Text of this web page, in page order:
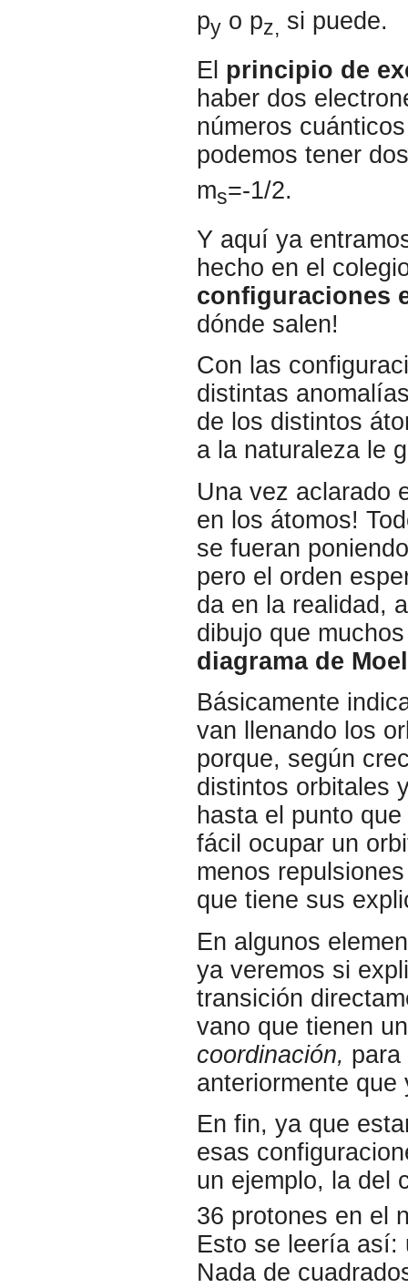
py o pz, si puede.
El principio de
haber dos
números
podemos tener
ms=-1/2.
Y aquí ya
hecho en el
configuraciones
dónde salen!
Con las
distintas
de los distintos
a la naturaleza le
Una vez aclarado
en los átomos!
se fueran
pero el orden
da en la realidad,
dibujo que
diagrama de
Básicamente
van llenando los
porque, según
distintos orbitales
hasta el punto
fácil ocupar un
menos
que tiene sus
En algunos
ya veremos si
transición
vano que tienen
coordinación,
anteriormente
En fin, ya que
esas
un ejemplo, la del
36 protones en el
Esto se leería así:
Nada de